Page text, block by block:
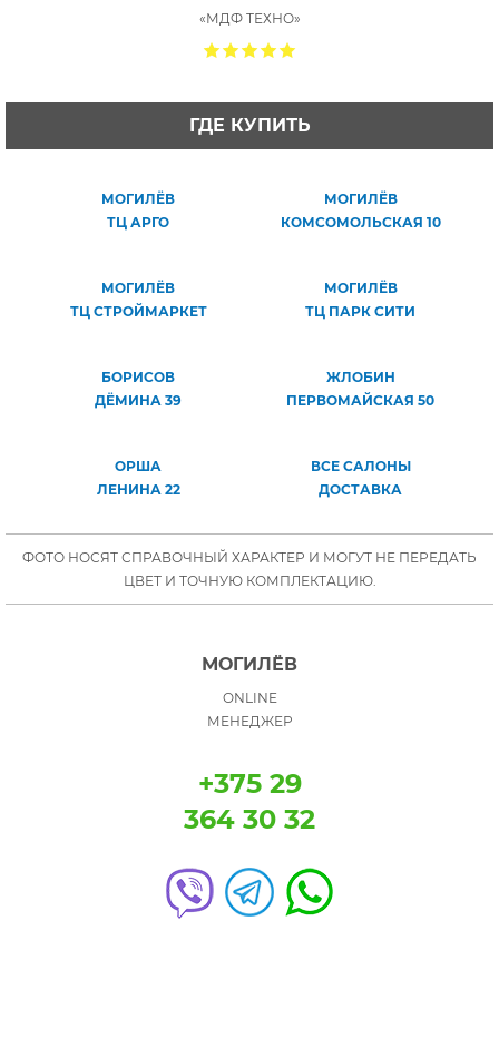
«МДФ ТЕХНО»
ГДЕ КУПИТЬ
МОГИЛЁВ
ТЦ АРГО
МОГИЛЁВ
КОМСОМОЛЬСКАЯ 10
МОГИЛЁВ
ТЦ СТРОЙМАРКЕТ
МОГИЛЁВ
ТЦ ПАРК СИТИ
БОРИСОВ
ДЁМИНА 39
ЖЛОБИН
ПЕРВОМАЙСКАЯ 50
ОРША
ЛЕНИНА 22
ВСЕ САЛОНЫ
ДОСТАВКА
ФОТО НОСЯТ СПРАВОЧНЫЙ ХАРАКТЕР И МОГУТ НЕ ПЕРЕДАТЬ
ЦВЕТ И ТОЧНУЮ КОМПЛЕКТАЦИЮ.
МОГИЛЁВ
ONLINE
МЕНЕДЖЕР
+375 29
364 30 32